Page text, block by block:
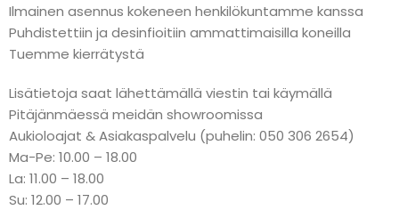
Ilmainen asennus kokeneen henkilökuntamme kanssa
Puhdistettiin ja desinfioitiin ammattimaisilla koneilla
Tuemme kierrätystä
Lisätietoja saat lähettämällä viestin tai käymällä
Pitäjänmäessä meidän showroomissa
Aukioloajat & Asiakaspalvelu (puhelin: 050 306 2654)
Ma-Pe: 10.00 – 18.00
La: 11.00 – 18.00
Su: 12.00 – 17.00